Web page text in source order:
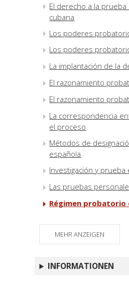
El derecho a la
cubana
Los poderes
Los poderes
La implantación de la
El razonamiento
El razonamiento
La correspondencia
el proceso
Métodos de
española
Investigación y
Las pruebas
Régimen probatorio
MEHR ANZEIGEN
INFORMATIONEN